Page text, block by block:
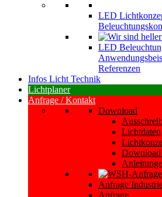
LED
LED
Referenzen
Infos Licht Technik
Lichtplaner
Anfrage / Kontakt
Download
Lichtdaten
Anfrage
Anfrage